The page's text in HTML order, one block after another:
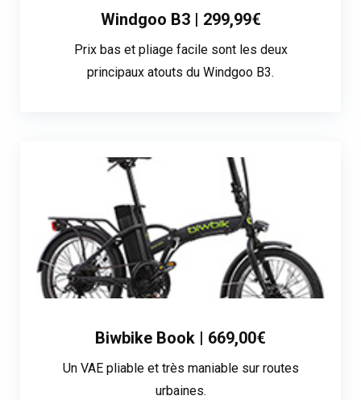
Windgoo B3 | 299,99€
Prix bas et pliage facile sont les deux
principaux atouts du Windgoo B3.
Biwbike Book | 669,00€
Un VAE pliable et très maniable sur routes
urbaines.